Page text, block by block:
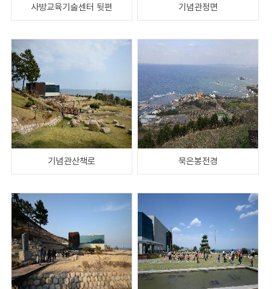
사방교육기술센터 뒷편 기념관정면
기념관산책로 묵은봉전경